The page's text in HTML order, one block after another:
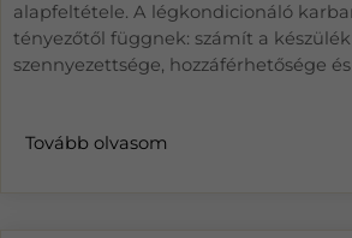
alapfeltétele. A légkondicionáló
tényezőtől függnek: számít a
szennyezettsége, hozzáférhetősége és
Tovább olvasom